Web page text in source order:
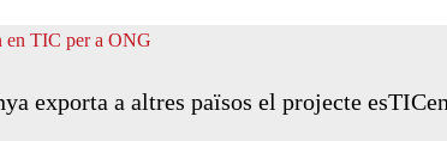
exporta a altres països el projecte